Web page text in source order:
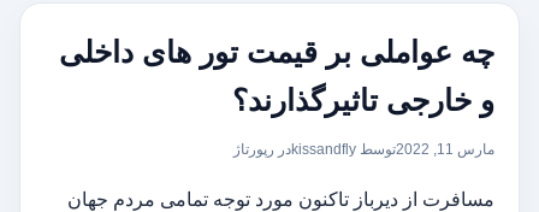
چه عواملی بر قیمت تور های داخلی
و خارجی تاثیرگذارند؟
مارس 11, 2022 توسط kissandfly در رپورتاژ
مسافرت از دیرباز تاکنون مورد توجه تمامی مردم جهان